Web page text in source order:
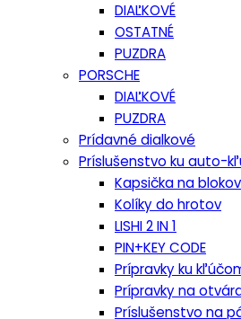
DIAĽKOVÉ
OSTATNÉ
PUZDRA
PORSCHE
DIAĽKOVÉ
PUZDRA
Prídavné dialkové
Príslušenstvo ku auto-
Kapsička na
Kolíky do hrotov
LISHI 2 IN 1
PIN+KEY CODE
Prípravky ku
Prípravky na
Príslušenstvo na